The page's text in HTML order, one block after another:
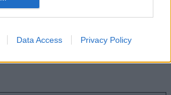
Data Access Privacy Policy
και «μπουλντόγκ» τα
– Ποιοι οι ρόλοι τους